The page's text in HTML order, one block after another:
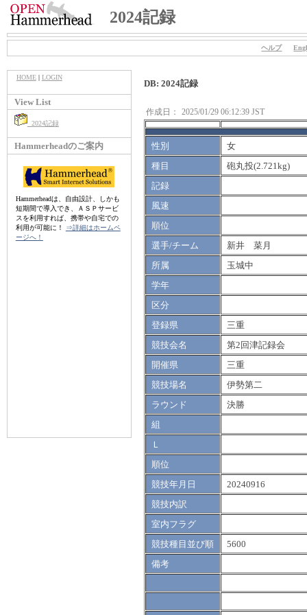
2024記録
ヘルプ
HOME| LOGIN
View List
2024記録
Hammerheadのご案内
Hammerheadは、自由設計、しかも
短期間で導入でき、ＡＳＰサービ
スを利用すれば、携帯や自宅での
利用が可能に！
⇒詳細はホームペ
ージへ！
DB: 2024記録
作成日： 2025/01/29 06:12:39 JST
性別
女
種目
砲丸投(2.721kg)
記録
風速
順位
選手/チーム
新井 菜月
所属
玉城中
学年
区分
登録県
三重
競技会名
第2回津記録会
開催県
三重
競技場名
伊勢第二
ラウンド
決勝
組
Ｌ
順位
競技年月日
20240916
競技内訳
室内フラグ
競技種目並び順
5600
備考